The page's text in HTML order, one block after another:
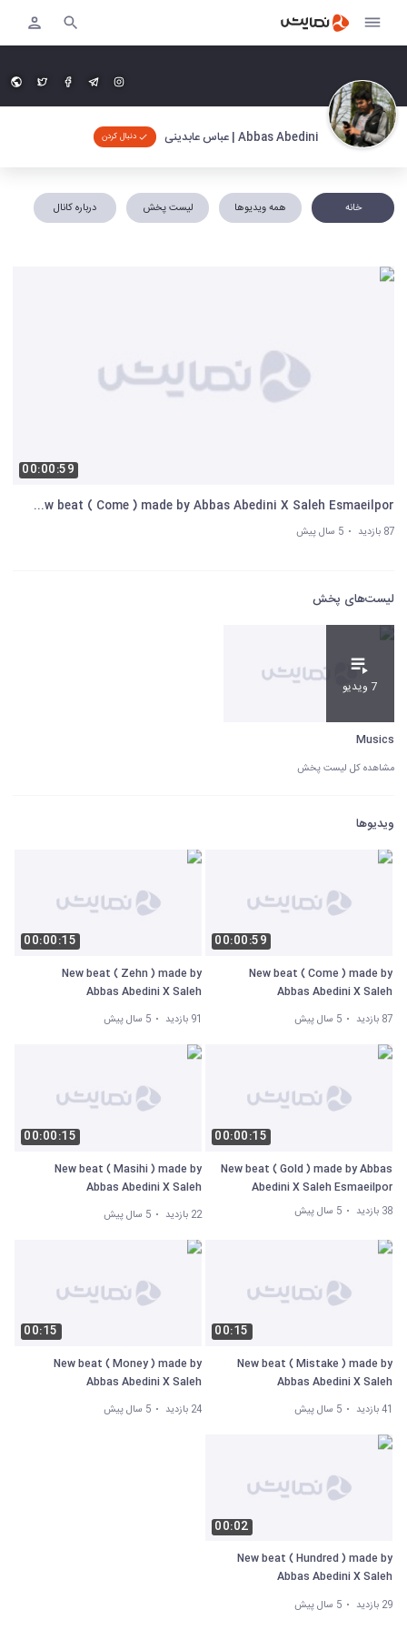
Abbas Abedini | عباس عابدینی دنبال کردن
خانه همه ویدیوها لیست پخش درباره کانال
00:00:59
New beat ( Come ) made by Abbas Abedini X Saleh Esmaeilpor
87 بازدید 5 سال پیش
لیست‌های پخش
7 ویدیو
Musics
مشاهده کل لیست پخش
ویدیوها
00:00:59
New beat ( Come ) made by
Abbas Abedini X Saleh
Esmaeilpor
87 بازدید 5 سال پیش
00:00:15
New beat ( Zehn ) made by
Abbas Abedini X Saleh
Esmaeilpor
91 بازدید 5 سال پیش
00:00:15
New beat ( Gold ) made by Abbas
Abedini X Saleh Esmaeilpor
38 بازدید 5 سال پیش
00:00:15
New beat ( Masihi ) made by
Abbas Abedini X Saleh
22 بازدید 5 سال پیش
00:15
New beat ( Mistake ) made by
Abbas Abedini X Saleh
Esmaeilpor
41 بازدید 5 سال پیش
00:15
New beat ( Money ) made by
Abbas Abedini X Saleh
Esmaeilpor
24 بازدید 5 سال پیش
00:02
New beat ( Hundred ) made by
Abbas Abedini X Saleh
29 بازدید 5 سال پیش